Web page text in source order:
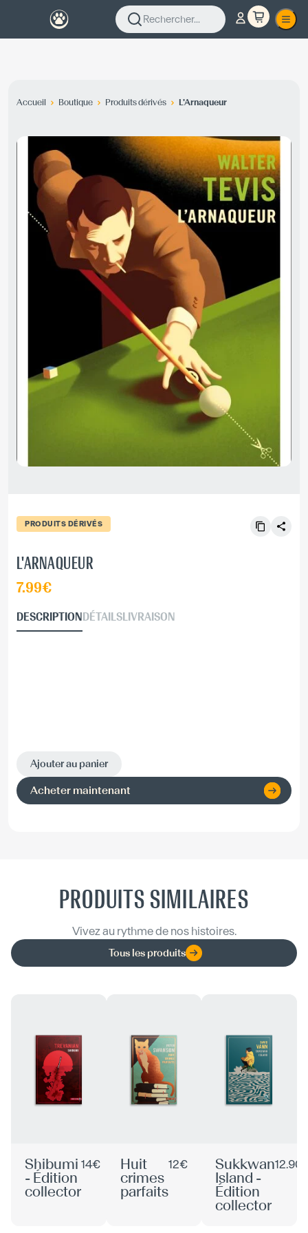
Rechercher...
Accueil Boutique Produits dérivés L'Arnaqueur
PRODUITS DÉRIVÉS
L'ARNAQUEUR
7.99€
DESCRIPTIONDÉTAILSLIVRAISON
Ajouter au panier
Acheter maintenant
PRODUITS SIMILAIRES
Vivez au rythme de nos histoires.
Tous les produits
Shibumi
- Édition
collector
14€
Huit
crimes
parfaits
12€
Sukkwan
Island -
Édition
collector